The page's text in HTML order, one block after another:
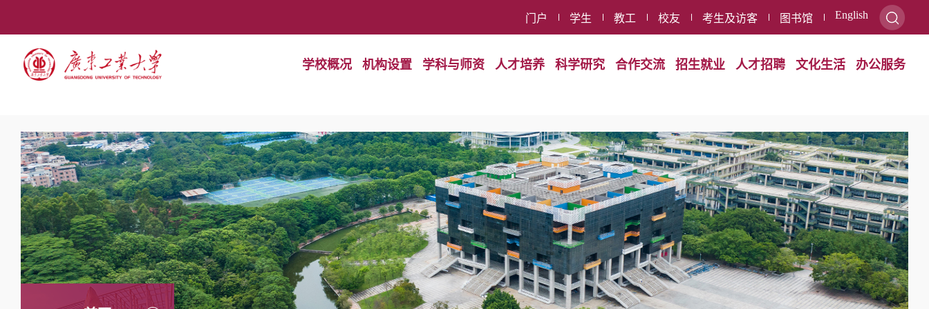
门户 学生 教工 校友 考生及访客 图书馆 English
学校概况 机构设置 学科与师资 人才培养 科学研究 合作交流 招生就业 人才招聘 文化生活 办公服务